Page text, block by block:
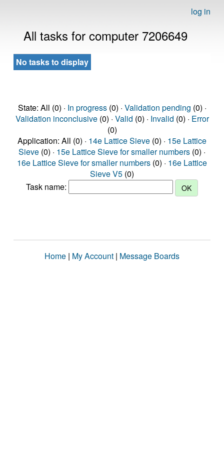
log in
All tasks for computer 7206649
No tasks to display
State: All (0) · In progress(0) · Validation pending (0) ·
Validation inconclusive(0) · Valid (0) · Invalid (0) · Error
(0)
Application: All (0) · 14e Lattice Sieve (0) · 15e Lattice
Sieve (0) · 15e Lattice Sieve for smaller numbers (0) ·
16e Lattice Sieve for smaller numbers (0) · 16e Lattice
Sieve V5 (0)
Task name:
Home | My Account | Message Boards